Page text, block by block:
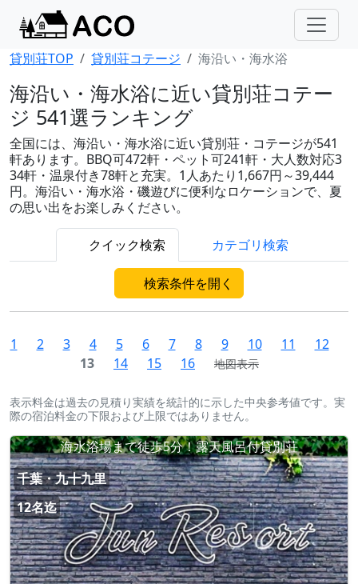
貸別荘TOP 貸別荘コテージ 海沿い・海水浴
海沿い・海水浴に近い貸別荘コテー
ジ 541選ランキング
全国には、海沿い・海水浴に近い貸別荘・コテージが541
軒あります。BBQ可472軒・ペット可241軒・大人数対応3
34軒・温泉付き78軒と充実。1人あたり1,667円～39,444
円。海沿い・海水浴・磯遊びに便利なロケーションで、夏
の思い出をお楽しみください。
クイック検索 カテゴリ検索
検索条件を開く
1 2 3 4 5 6 7 8 9 10 11
12
13
14 15 16 地図表示
表示料金は過去の見積り実績を統計的に示した中央参考値です。実
際の宿泊料金の下限および上限ではありません。
海水浴場まで徒歩5分！露天風呂付貸別荘
千葉・九十九里
12名迄